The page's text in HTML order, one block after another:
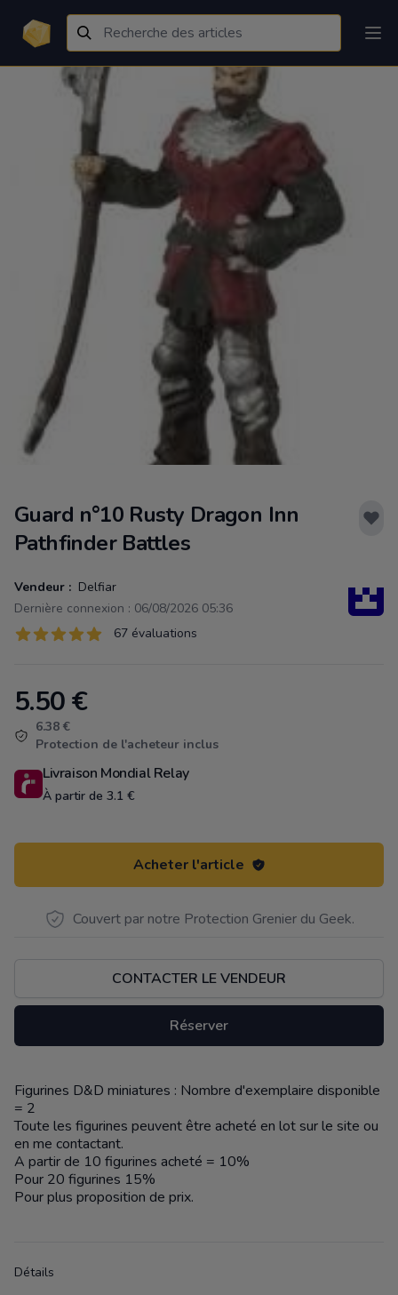
Guard n°10 Rusty Dragon Inn
Pathfinder Battles
Vendeur : Delfiar
Dernière connexion : 06/08/2026 05:36
Évaluations
67 sur 5 étoiles 67 évaluations
Product information
5.50€
6.38 €
Protection de l'acheteur inclus
Livraison Mondial Relay
À partir de 3.1 €
Acheter l'article
Couvert par notre Protection Grenier du Geek.
CONTACTER LE VENDEUR
Réserver
Description
Figurines D&D miniatures : Nombre d'exemplaire disponible
= 2
Toute les figurines peuvent être acheté en lot sur le site ou
en me contactant.
A partir de 10 figurines acheté = 10%
Pour 20 figurines 15%
Pour plus proposition de prix.
Détails